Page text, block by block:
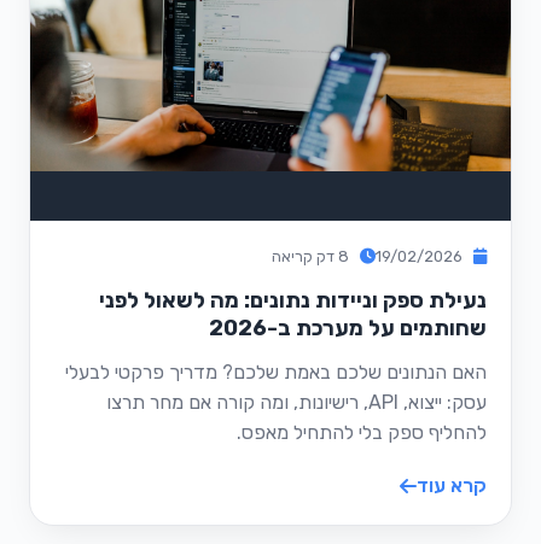
נעילת ספק וניידות נתונים: מה לשאול לפני
שחותמים על מערכת ב-2026
האם הנתונים שלכם באמת שלכם? מדריך פרקטי לבעלי
עסק: ייצוא, API, רישיונות, ומה קורה אם מחר תרצו
להחליף ספק בלי להתחיל מאפס.
קרא עוד